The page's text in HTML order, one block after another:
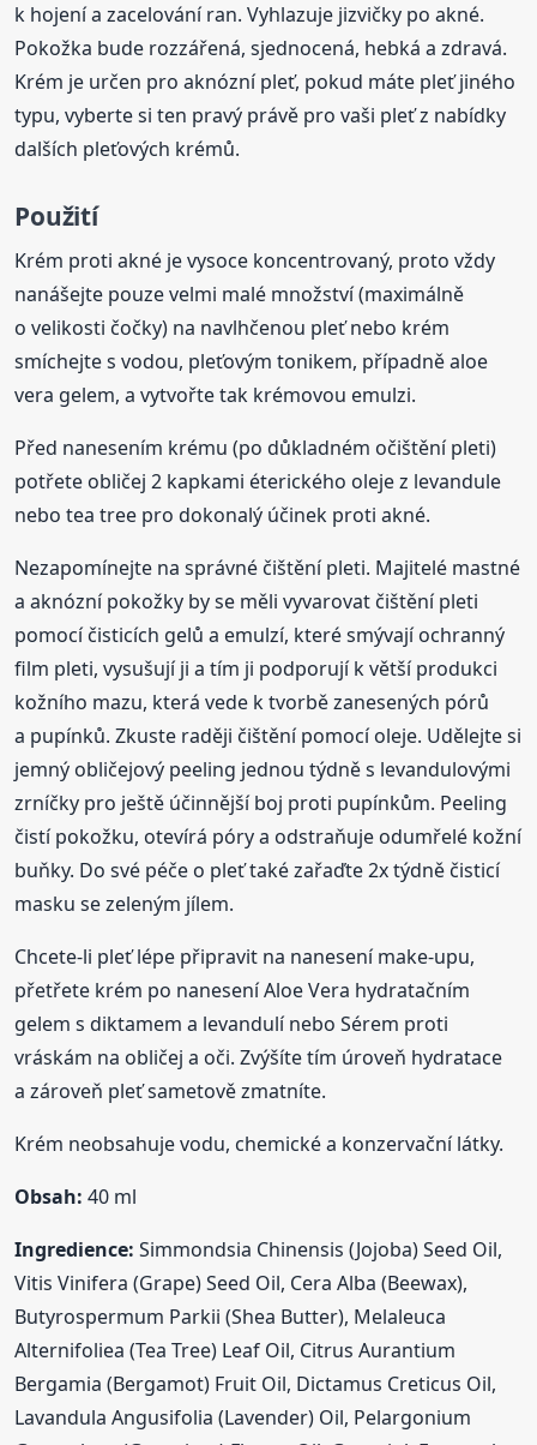
k hojení a zacelování ran. Vyhlazuje jizvičky po akné.
Pokožka bude rozzářená, sjednocená, hebká a zdravá.
Krém je určen pro aknózní pleť, pokud máte pleť jiného
typu, vyberte si ten pravý právě pro vaši pleť z nabídky
dalších pleťových krémů.
Použití
Krém proti akné je vysoce koncentrovaný, proto vždy
nanášejte pouze velmi malé množství (maximálně
o velikosti čočky) na navlhčenou pleť nebo krém
smíchejte s vodou, pleťovým tonikem, případně aloe
vera gelem, a vytvořte tak krémovou emulzi.
Před nanesením krému (po důkladném očištění pleti)
potřete obličej 2 kapkami éterického oleje z levandule
nebo tea tree pro dokonalý účinek proti akné.
Nezapomínejte na správné čištění pleti. Majitelé mastné
a aknózní pokožky by se měli vyvarovat čištění pleti
pomocí čisticích gelů a emulzí, které smývají ochranný
film pleti, vysušují ji a tím ji podporují k větší produkci
kožního mazu, která vede k tvorbě zanesených pórů
a pupínků. Zkuste raději čištění pomocí oleje. Udělejte si
jemný obličejový peeling jednou týdně s levandulovými
zrníčky pro ještě účinnější boj proti pupínkům. Peeling
čistí pokožku, otevírá póry a odstraňuje odumřelé kožní
buňky. Do své péče o pleť také zařaďte 2x týdně čisticí
masku se zeleným jílem.
Chcete-li pleť lépe připravit na nanesení make-upu,
přetřete krém po nanesení Aloe Vera hydratačním
gelem s diktamem a levandulí nebo Sérem proti
vráskám na obličej a oči. Zvýšíte tím úroveň hydratace
a zároveň pleť sametově zmatníte.
Krém neobsahuje vodu, chemické a konzervační látky.
Obsah:40 ml
Ingredience:Simmondsia Chinensis (Jojoba) Seed Oil,
Vitis Vinifera (Grape) Seed Oil, Cera Alba (Beewax),
Butyrospermum Parkii (Shea Butter), Melaleuca
Alternifoliea (Tea Tree) Leaf Oil, Citrus Aurantium
Bergamia (Bergamot) Fruit Oil, Dictamus Creticus Oil,
Lavandula Angusifolia (Lavender) Oil, Pelargonium